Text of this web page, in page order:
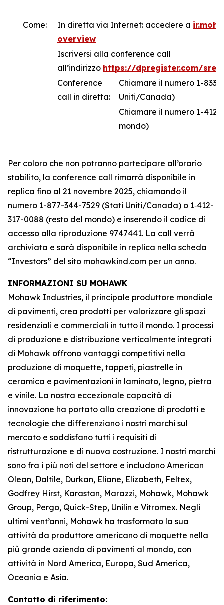
Come: In diretta via Internet: accedere a
overview
Iscriversi alla conference call
all’indirizzo https://dpregister.com/
Conference
call in diretta:
Chiamare il numero 1-833-
Uniti/Canada)
Chiamare il numero 1-412-
mondo)
Per coloro che non potranno partecipare all’orario
stabilito, la conference call rimarrà disponibile in
replica fino al 21 novembre 2025, chiamando il
numero 1-877-344-7529 (Stati Uniti/Canada) o 1‑412-
317-0088 (resto del mondo) e inserendo il codice di
accesso alla riproduzione 9747441. La call verrà
archiviata e sarà disponibile in replica nella scheda
“Investors” del sito mohawkind.com per un anno.
INFORMAZIONI SU MOHAWK
Mohawk Industries, il principale produttore mondiale
di pavimenti, crea prodotti per valorizzare gli spazi
residenziali e commerciali in tutto il mondo. I processi
di produzione e distribuzione verticalmente integrati
di Mohawk offrono vantaggi competitivi nella
produzione di moquette, tappeti, piastrelle in
ceramica e pavimentazioni in laminato, legno, pietra
e vinile. La nostra eccezionale capacità di
innovazione ha portato alla creazione di prodotti e
tecnologie che differenziano i nostri marchi sul
mercato e soddisfano tutti i requisiti di
ristrutturazione e di nuova costruzione. I nostri marchi
sono fra i più noti del settore e includono American
Olean, Daltile, Durkan, Eliane, Elizabeth, Feltex,
Godfrey Hirst, Karastan, Marazzi, Mohawk, Mohawk
Group, Pergo, Quick-Step, Unilin e Vitromex. Negli
ultimi vent’anni, Mohawk ha trasformato la sua
attività da produttore americano di moquette nella
più grande azienda di pavimenti al mondo, con
attività in Nord America, Europa, Sud America,
Oceania e Asia.
Contatto di riferimento: